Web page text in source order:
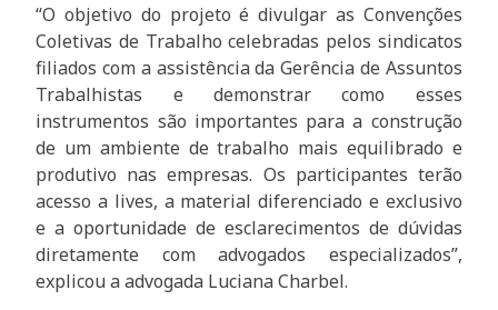
“O objetivo do projeto é divulgar as Convenções
Coletivas de Trabalho celebradas pelos sindicatos
filiados com a assistência da Gerência de Assuntos
Trabalhistas e demonstrar como esses
instrumentos são importantes para a construção
de um ambiente de trabalho mais equilibrado e
produtivo nas empresas. Os participantes terão
acesso a lives, a material diferenciado e exclusivo
e a oportunidade de esclarecimentos de dúvidas
diretamente com advogados especializados”,
explicou a advogada Luciana Charbel.